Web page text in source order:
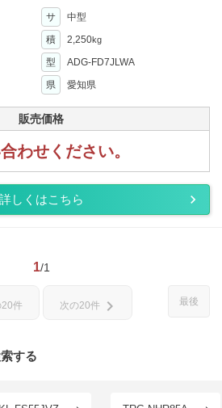
サ
中型
積 2,250kg
型
ADG-FD7JLWA
県 愛知県
販売価格
わせください。
詳しくはこちら
1/1
最後
件 次の20件 chevron_right
する